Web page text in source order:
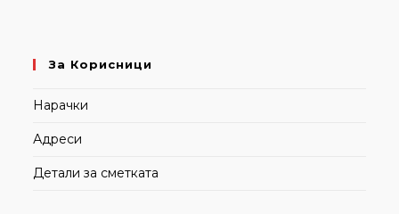
За Корисници
Нарачки
Адреси
Детали за сметката